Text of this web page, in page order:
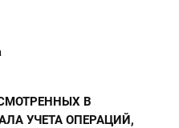
В
УЧЕТА ОПЕРАЦИЙ,